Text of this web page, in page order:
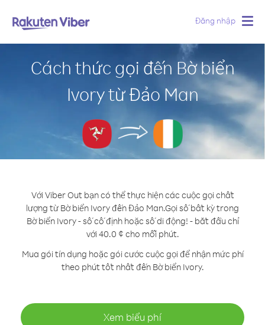
Đăng nhập
Cách thức gọi đến Bờ biển
Ivory từ Đảo Man
Với Viber Out bạn có thể thực hiện các cuộc gọi chất
lượng từ Bờ biển Ivory đến Đảo Man.Gọi số bất kỳ trong
Bờ biển Ivory - số cố định hoặc số di động! - bắt đầu chỉ
với 40.0 ¢ cho mỗi phút.
Mua gói tín dụng hoặc gói cước cuộc gọi để nhận mức phí
theo phút tốt nhất đến Bờ biển Ivory.
Xem biểu phí